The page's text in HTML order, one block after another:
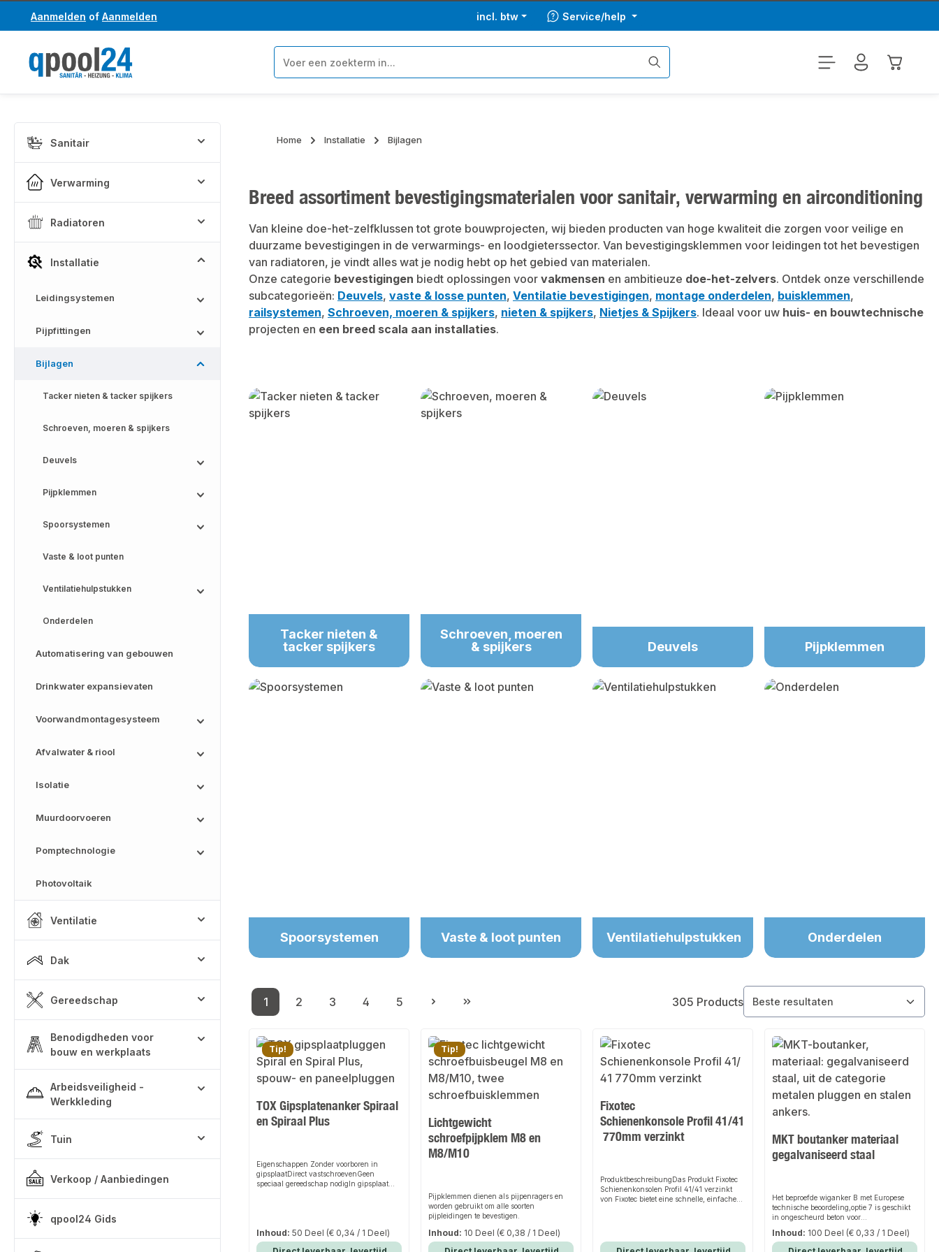
naar de hoofdinhoud
Ga naar de zoekopdracht
Aanmelden of Aanmelden incl. btw Service/help
Sanitair
Verwarming
Radiatoren
Installatie
Leidingsystemen
Pijpfittingen
Bijlagen
Tacker nieten & tacker spijkers
Schroeven, moeren & spijkers
Deuvels
Pijpklemmen
Spoorsystemen
Vaste & loot punten
Ventilatiehulpstukken
Onderdelen
Automatisering van gebouwen
Drinkwater expansievaten
Voorwandmontagesysteem
Afvalwater & riool
Isolatie
Muurdoorvoeren
Pomptechnologie
Photovoltaik
Ventilatie
Dak
Gereedschap
Benodigdheden voor
bouw en werkplaats
Arbeidsveiligheid -
Werkkleding
Tuin
Verkoop / Aanbiedingen
qpool24 Gids
Home Installatie Bijlagen
Breed assortiment bevestigingsmaterialen voor sanitair, verwarming en airconditioning
Van kleine doe-het-zelfklussen tot grote bouwprojecten, wij bieden producten van hoge kwaliteit die zorgen voor veilige en
duurzame bevestigingen in de verwarmings- en loodgieterssector. Van bevestigingsklemmen voor leidingen tot het bevestigen
van radiatoren, je vindt alles wat je nodig hebt op het gebied van materialen.
Onze categorie bevestigingen biedt oplossingen voor vakmensen en ambitieuze doe-het-zelvers. Ontdek onze verschillende
subcategorieën: Deuvels, vaste & losse punten, Ventilatie bevestigingen, montage onderdelen, buisklemmen,
railsystemen, Schroeven, moeren & spijkers, nieten & spijkers, Nietjes & Spijkers. Ideaal voor uw huis- en bouwtechnische
projecten en een breed scala aan installaties.
Skip category gallery
Tacker nieten &
tacker spijkers
Schroeven, moeren
& spijkers
Deuvels Pijpklemmen
Spoorsystemen Vaste & loot punten Ventilatiehulpstukken Onderdelen
Pagina
1
Pagina
2
Pagina
3
Pagina
4
Pagina
5 305 Products
Tip!
TOX Gipsplatenanker Spiraal
en Spiraal Plus
Eigenschappen Zonder voorboren in
gipsplaatDirect vastschroevenGeen
speciaal gereedschap nodigIn gipsplaat
boorpunt en uitgesproken buitendraadOok
geschikt voor gipskartonplaten met
Inhoud:50 Deel (€ 0,34 / 1 Deel)
Tip!
Lichtgewicht
schroefpijpklem M8 en
M8/M10
Pijpklemmen dienen als pijpenragers en
worden gebruikt om alle soorten
pijpleidingen te bevestigen.
Inhoud: 10 Deel (€ 0,38 / 1 Deel)
Fixotec
Schienenkonsole Profil 41/41
770mm verzinkt
ProduktbeschreibungDas Produkt Fixotec
Schienenkonsolen Profil 41/41 verzinkt
von Fixotec bietet eine schnelle, einfache
für perfekten Halt und passt sich flexibel
MKT boutanker materiaal
gegalvaniseerd staal
Het beproefde wiganker B met Europese
technische beoordeling,optie 7 is geschikt
in ongescheurd beton voor
doorsteekmontage entijdbesparende
doorsteekmontage.Dankzij de drie
verankeringsdieptes kan het flexibel
Inhoud: 100 Deel (€ 0,33 / 1 Deel)